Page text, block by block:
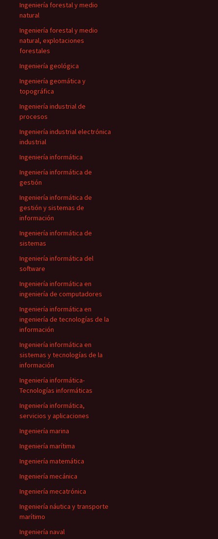
Ingeniería forestal y medio
natural
Ingeniería forestal y medio
natural, explotaciones
forestales
Ingeniería geológica
Ingeniería geomática y
topográfica
Ingeniería industrial de
procesos
Ingeniería industrial electrónica
industrial
Ingeniería informática
Ingeniería informática de
gestión
Ingeniería informática de
gestión y sistemas de
información
Ingeniería informática de
sistemas
Ingeniería informática del
software
Ingeniería informática en
ingeniería de computadores
Ingeniería informática en
ingeniería de tecnologías de la
información
Ingeniería informática en
sistemas y tecnologías de la
información
Ingeniería informática-
Tecnologías informáticas
Ingeniería informática,
servicios y aplicaciones
Ingeniería marina
Ingeniería marítima
Ingeniería matemática
Ingeniería mecánica
Ingeniería mecatrónica
Ingeniería náutica y transporte
marítimo
Ingeniería naval